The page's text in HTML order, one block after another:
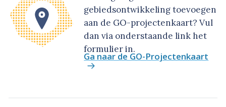
gebiedsontwikkeling toevoegen
aan de GO-projectenkaart? Vul
dan via onderstaande link het
formulier in.
Ga naar de GO-Projectenkaart